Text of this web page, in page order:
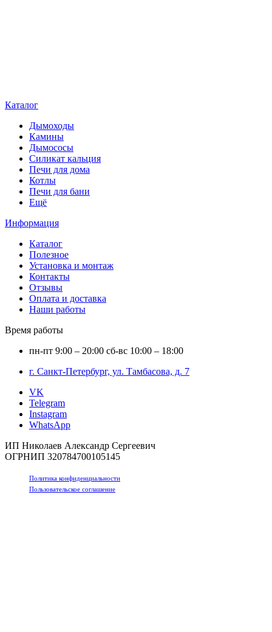
Каталог
Дымоходы
Камины
Дымососы
Силикат кальция
Печи для дома
Котлы
Печи для бани
Ещё
Информация
Каталог
Полезное
Установка и монтаж
Контакты
Отзывы
Оплата и доставка
Наши работы
Время работы
пн-пт 9:00 – 20:00 сб-вс 10:00 – 18:00
г. Санкт-Петербург, ул. Тамбасова, д. 7
VK
Telegram
Instagram
WhatsApp
ИП Николаев Александр Сергеевич
ОГРНИП 320784700105145
Политика конфиденциальности
Пользовательское соглашение